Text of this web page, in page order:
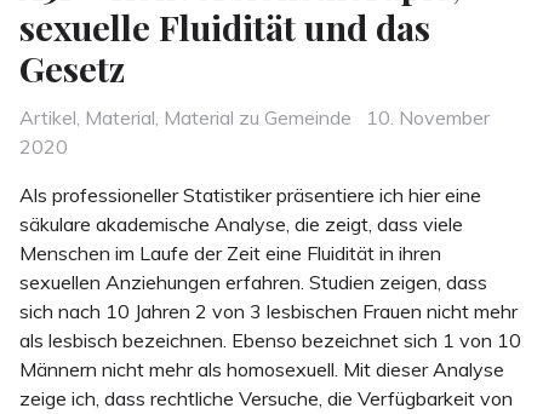
sexuelle Fluidität und das
Gesetz
Categories
Artikel, Material, Material zu Gemeinde
Posted
10. November
2020
Als professioneller Statistiker präsentiere ich hier eine
säkulare akademische Analyse, die zeigt, dass viele
Menschen im Laufe der Zeit eine Fluidität in ihren
sexuellen Anziehungen erfahren. Studien zeigen, dass
sich nach 10 Jahren 2 von 3 lesbischen Frauen nicht mehr
als lesbisch bezeichnen. Ebenso bezeichnet sich 1 von 10
Männern nicht mehr als homosexuell. Mit dieser Analyse
zeige ich, dass rechtliche Versuche, die Verfügbarkeit von